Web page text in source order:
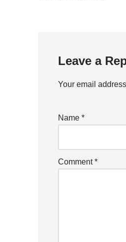
Leave a
Your email
Name *
Comment*